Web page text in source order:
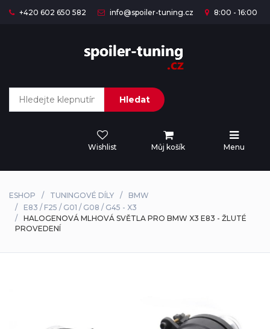
+420 602 650 582 info@spoiler-tuning.cz 8:00 - 16:00
Hledat
Wishlist Můj košík Menu
ESHOP TUNINGOVÉ DÍLY
BMW
E83 / F25 / G01 / G08 / G45 - X3
HALOGENOVÁ MLHOVÁ SVĚTLA PRO BMW X3 E83 - ŽLUTÉ
PROVEDENÍ